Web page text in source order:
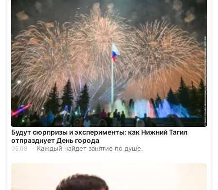
Будут сюрпризы и эксперименты: как Нижний Тагил
отпразднует День города
05.08 Каждый найдет занятие по душе.